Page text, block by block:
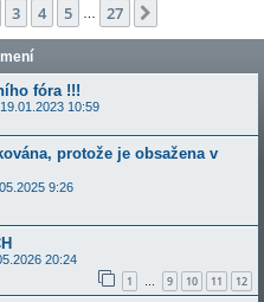
z 27
3 4 5 27
fóra !!!
19.01.2023 10:59
protože je obsažena v
9:26
20:24
1 … 9 10 11 12